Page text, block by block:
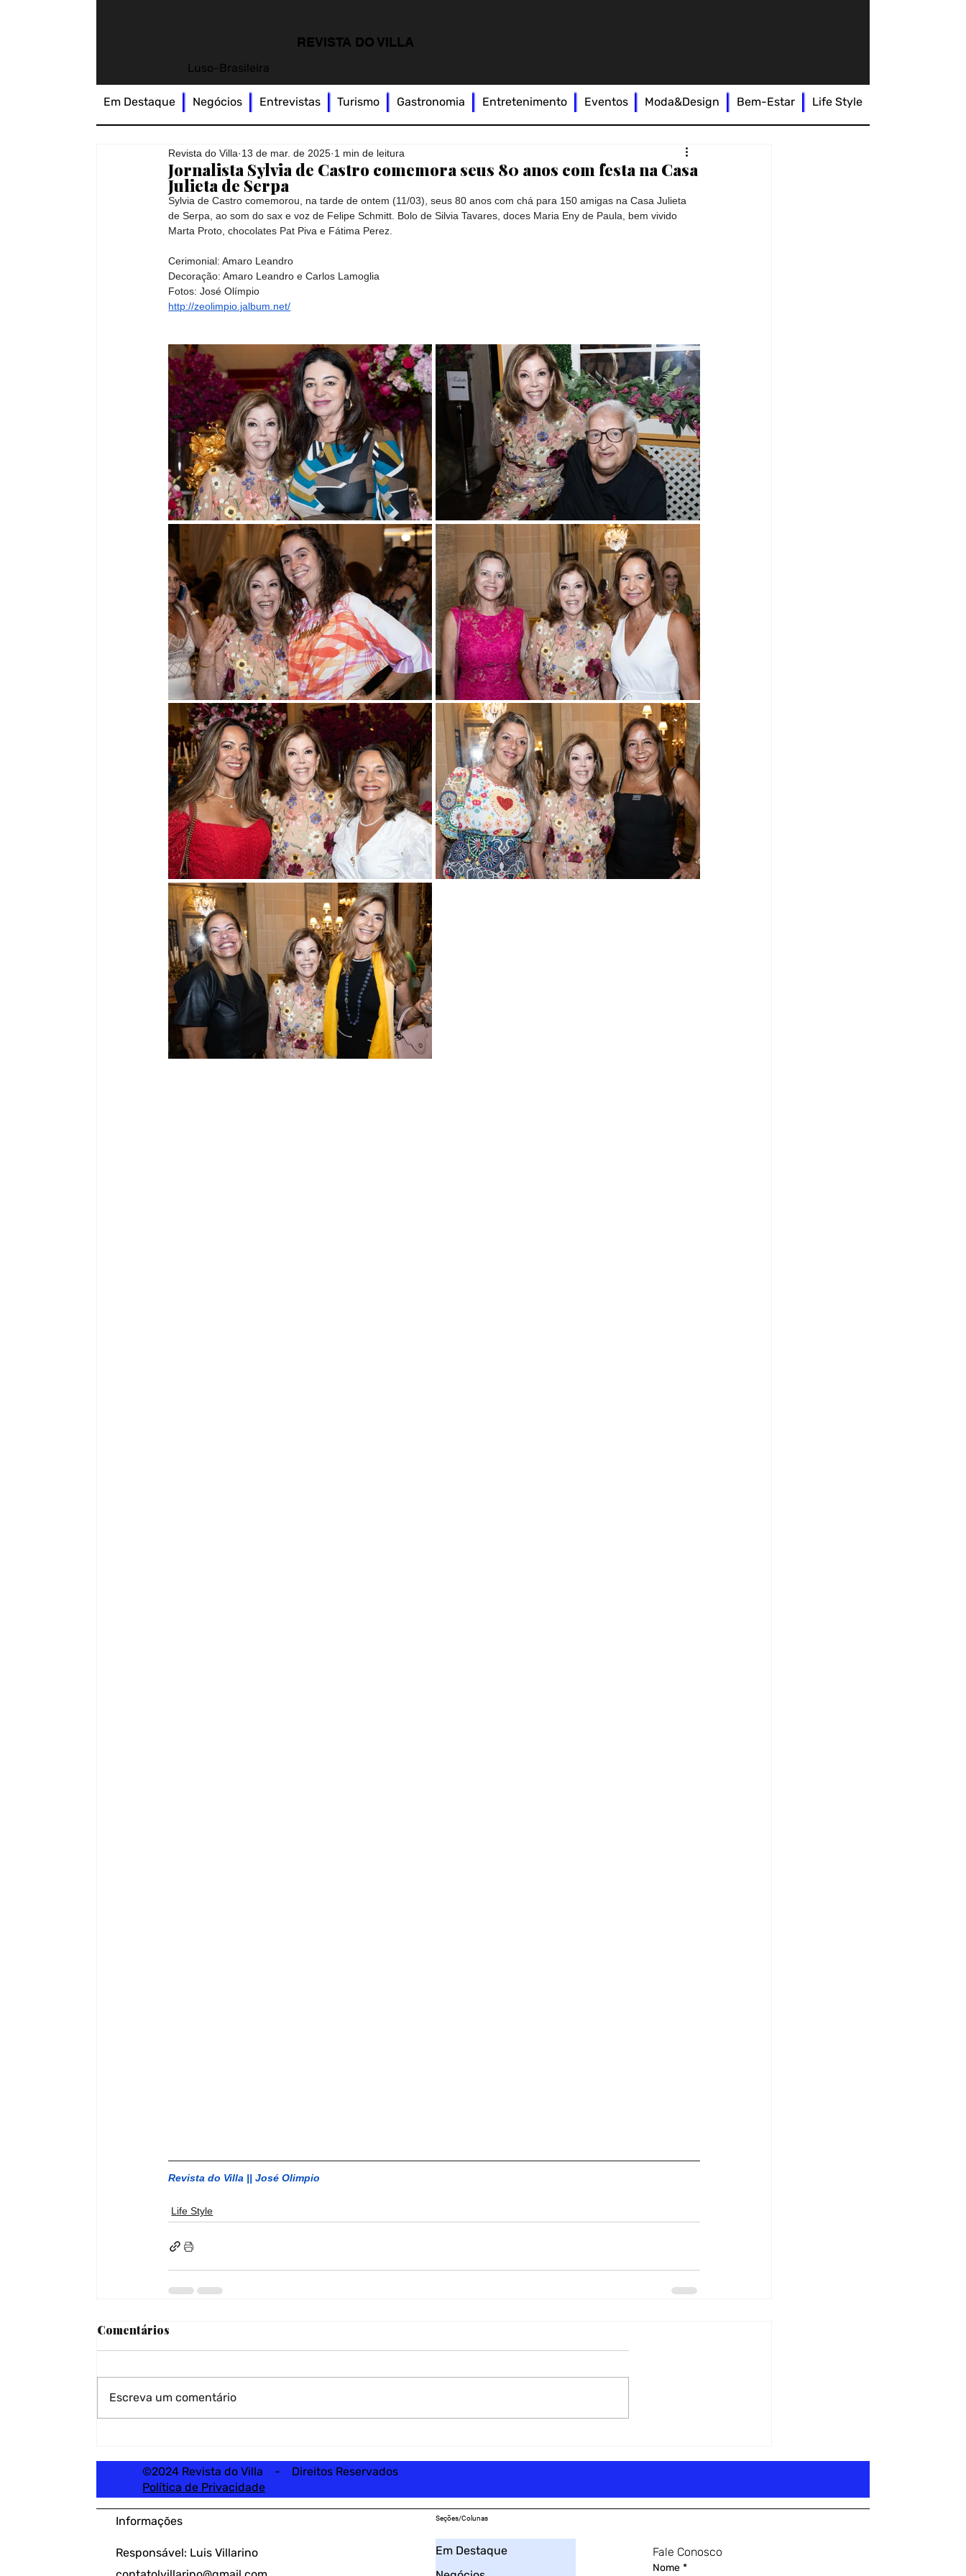
REVISTA DO VILLA
Luso-Brasileira
Jornalista Sylvia de Castro comemora seus 80 anos com festa na Casa
Julieta de Serpa
Revista do Villa 13 de mar. de 2025 1 min de leitura
Sylvia de Castro comemorou, na tarde de ontem (11/03), seus 80 anos com chá para 150 amigas na Casa Julieta
de Serpa, ao som do sax e voz de Felipe Schmitt. Bolo de Silvia Tavares, doces Maria Eny de Paula, bem vivido
Marta Proto, chocolates Pat Piva e Fátima Perez.
Cerimonial: Amaro Leandro
Decoração: Amaro Leandro e Carlos Lamoglia
Fotos: José Olímpio
http://zeolimpio.jalbum.net/
Revista do Villa || José Olimpio
Life Style
Comentários
Escreva um comentário
Em Destaque Negócios Entrevistas Turismo Gastronomia Entretenimento Eventos Moda&Design Bem-Estar Life Style
©2024 Revista do Villa - Direitos Reservados
Política de Privacidade
Fale Conosco
Nome *
Informações
Responsável: Luis Villarino
Seções/Colunas
Em Destaque